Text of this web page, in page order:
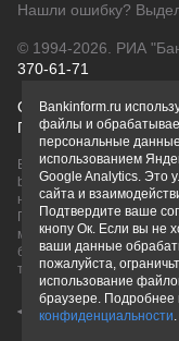
Нашли ошибку?
© 1994-2026. РИА
370-61-71
О проектеПолитика
Правовая
Вся информация о
bankinform.ru, носит
не является публичной
ГК РФ. Информация не
может быть изменена.
банков или при личном
товарные знаки
Bankinform.ru
файлы и
персональные
использованием
Google Analytics. Это
сайта и
Подтвердите ваше
кнопу Ок. Если вы не
ваши данные
пожалуйста,
использование
браузере. Подробнее
конфиденциальности.